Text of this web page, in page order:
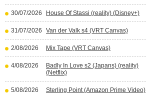
30/07/2026 House Of Stassi (reality) (Disney+)
31/07/2026 Van der Valk s4 (VRT Canvas)
2/08/2026 Mix Tape (VRT Canvas)
4/08/2026
Badly In Love s2 (Japans) (reality)
(Netflix)
5/08/2026 Sterling Point (Amazon Prime Video)